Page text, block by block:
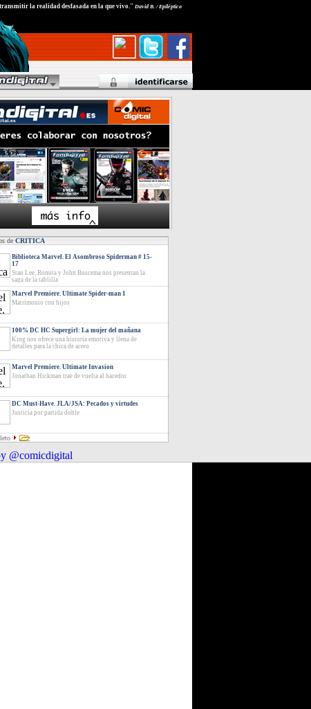
la realidad desfasada en la que vivo." David B. / Epiléptico
deCRITICA
Biblioteca Marvel. El Asombroso Spiderman # 15-
17
Stan Lee, Romita y John Buscema nos presentan la
saga de la tablilla
Marvel Premiere. Ultimate Spider-man 1
Matrimonio con hijos
100% DC HC Supergirl: La mujer del mañana
King nos ofrece una historia emotiva y llena de
detalles para la chica de acero
Marvel Premiere. Ultimate Invasion
Jonathan Hickman trae de vuelta al hacedor
DC Must-Have. JLA/JSA: Pecados y virtudes
Justicia por partida doble
@comicdigital